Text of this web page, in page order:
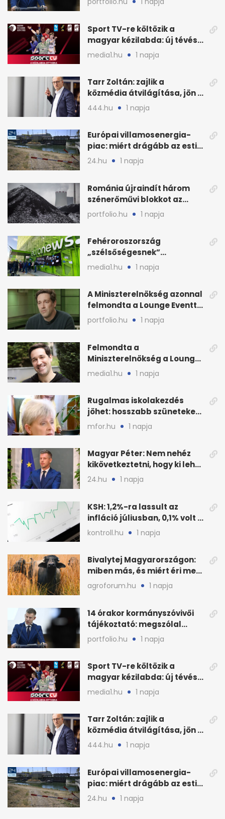
Sport TV-re költözik a
magyar kézilabda: új tévés
megállapodás
media1.hu 1 napja
Tarr Zoltán: zajlik a
közmédia átvilágítása, jön a
nyilvános véleményezés
444.hu 1 napja
Európai villamosenergia-
piac: miért drágább az esti
áram Magyarországon
24.hu 1 napja
Románia újraindít három
szénerőművi blokkot az
áramellátás stabilizálására
portfolio.hu 1 napja
Fehéroroszország
„szélsőségesnek”
minősítette az Euronews
media1.hu 1 napja
A Miniszterelnökség azonnal
felmondta a Lounge Eventtel
kötött szerződést
portfolio.hu 1 napja
Felmondta a
Miniszterelnökség a Lounge
Event keretszerződését
media1.hu 1 napja
Rugalmas iskolakezdés
jöhet: hosszabb szüneteket
javasolnak szeptembertől
mfor.hu 1 napja
Magyar Péter: Nem nehéz
kikövetkeztetni, hogy ki lehet
a három jelölt
24.hu 1 napja
KSH: 1,2%-ra lassult az
infláció júliusban, 0,1% volt a
havi áresés
kontroll.hu 1 napja
Bivalytej Magyarországon:
miben más, és miért éri meg
feldolgozni?
agroforum.hu 1 napja
14 órakor kormányszóvivői
tájékoztató: megszólal
Magyar Péter is
portfolio.hu 1 napja
Sport TV-re költözik a
magyar kézilabda: új tévés
megállapodás
media1.hu 1 napja
Tarr Zoltán: zajlik a
közmédia átvilágítása, jön a
nyilvános véleményezés
444.hu 1 napja
Európai villamosenergia-
piac: miért drágább az esti
áram Magyarországon
24.hu 1 napja